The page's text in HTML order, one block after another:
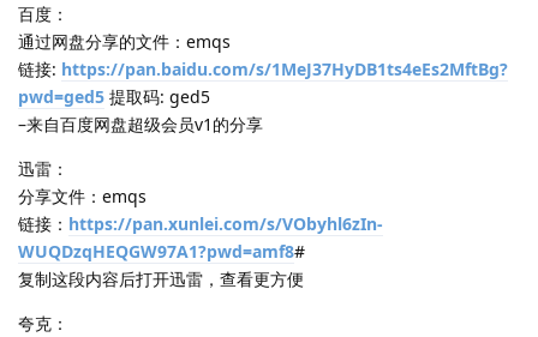
百度：
通过网盘分享的文件：emqs
链接: https://pan.baidu.com/s/1MeJ37HyDB1ts4eEs2MftBg?
pwd=ged5 提取码: ged5
–来自百度网盘超级会员v1的分享
迅雷：
分享文件：emqs
链接： https://pan.xunlei.com/s/VObyhl6zIn-
WUQDzqHEQGW97A1?pwd=amf8#
复制这段内容后打开迅雷，查看更方便
夸克：